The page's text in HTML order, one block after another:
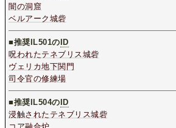
闇の洞窟
ベルアーク城砦
■推奨IL501の ID
呪われたテネブリス城砦
ヴェリカ地下関門
司令官の修練場
■推奨IL504の ID
浸触されたテネブリス城砦